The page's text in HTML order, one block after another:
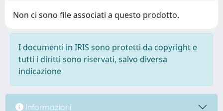
Non ci sono file associati a questo prodotto.
I documenti in IRIS sono protetti da copyright e
tutti i diritti sono riservati, salvo diversa
indicazione
Informazioni